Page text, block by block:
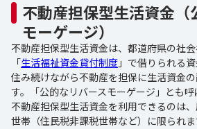
不動産担保型生活資金（
モーゲージ）
不動産担保型生活資金は、都道府県の社
「生活福祉資金貸付制度 」で借りられる
住み続けながら不動産を担保に生活資金
す。「公的なリバースモーゲージ」とも呼
不動産担保型生活資金を利用できるのは
世帯（住民税非課税世帯など）に限られま